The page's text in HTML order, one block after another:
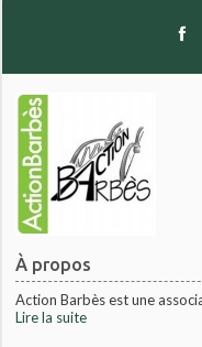
À propos
Action Barbès est une
Lire la suite